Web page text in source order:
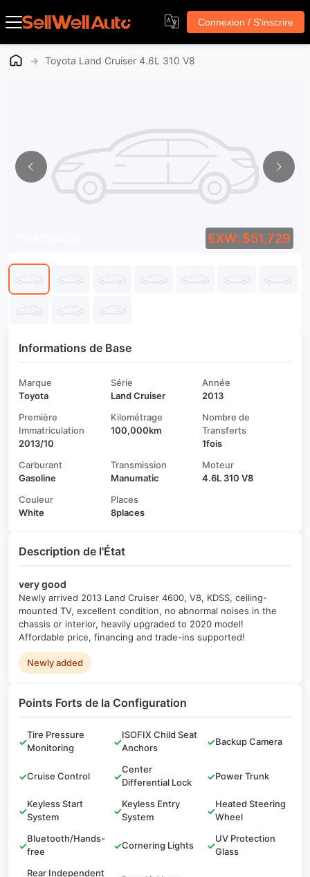
Connexion / S'inscrire
→ Toyota Land Cruiser 4.6L 310 V8
EXW: $51,729
Informations de Base
Marque
Toyota
Série
Land Cruiser
Année
2013
Première
Immatriculation
2013/10
Kilométrage
100,000km
Nombre de
Transferts
1fois
Carburant
Gasoline
Transmission
Manumatic
Moteur
4.6L 310 V8
Couleur
White
Places
8places
Description de l'État
very good
Newly arrived 2013 Land Cruiser 4600, V8, KDSS, ceiling-
mounted TV, excellent condition, no abnormal noises in the
chassis or interior, heavily upgraded to 2020 model!
Affordable price, financing and trade-ins supported!
Newly added
Points Forts de la Configuration
✓
Tire Pressure
Monitoring
✓
ISOFIX Child Seat
Anchors
✓Backup Camera
✓Cruise Control ✓
Center
Differential Lock
✓Power Trunk
✓
Keyless Start
System
✓
Keyless Entry
System
✓
Heated Steering
Wheel
✓
Bluetooth/Hands-
free
✓Cornering Lights ✓
UV Protection
Glass
Rear Independent